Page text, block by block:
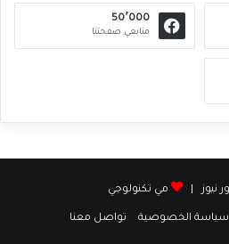
50٬000
متابعي صفحتنا
مي تكنولوجي
سياسة الخصوصية تواصل معنا